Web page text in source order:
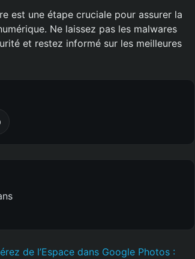
est une étape cruciale pour assurer la
Ne laissez pas les malwares
et restez informé sur les meilleures
de l’Espace dans Google Photos :